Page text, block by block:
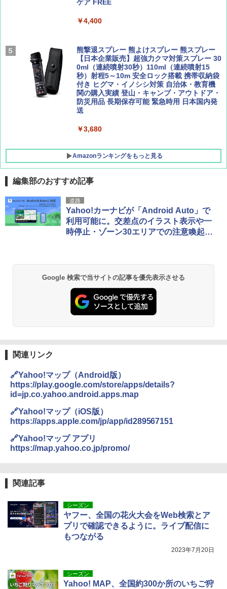
集】ボーイング110周年を祝して！
￥1,760
解く (講談社現代新書)
￥1,540
ュ(BC仕様) PATC-150B(EB)
￥9,990
[キャンパーズコレクション 山善] 傘みたいに
広げるだけ パッとサッとテント キューブワ
イド ブラックコーティング フルクローズ メ
ッシュ 4人用 簡単設置 ポップアップテント P
ATCW-150B エクルベージュ
￥-
ケア FREE
￥4,400
熊撃退スプレー 熊よけスプレー 熊スプレー
【日本企業販売】超強力クマ対策スプレー 30
0ml（連続噴射30秒）110ml（連続噴射15
秒）射程5～10m 安全ロック搭載 携帯収納袋
付き ヒグマ・イノシシ対策 自治体・教育機
関の購入実績 登山・キャンプ・アウトドア・
防災用品 長期保存可能 緊急時用 日本国内発
送
￥3,680
Amazonランキングをもっと見る
編集部のおすすめ記事
道路
Yahoo!カーナビが「Android Auto」で
利用可能に。交差点のイラスト表示や一
時停止・ゾーン30エリアでの注意喚起に
Google 検索で当サイトの記事を優先表示させる
関連リンク
🔗Yahoo!マップ（Android版）
https://play.google.com/store/apps/details?
id=jp.co.yahoo.android.apps.map
🔗Yahoo!マップ（iOS版）
https://apps.apple.com/jp/app/id289567151
🔗Yahoo!マップ アプリ
https://map.yahoo.co.jp/promo/
関連記事
シーズン
ヤフー、全国の花火大会をWeb検索とア
プリで確認できるように。ライブ配信に
もつながる
2023年7月20日
シーズン
Yahoo! MAP、全国約300か所のいちご狩